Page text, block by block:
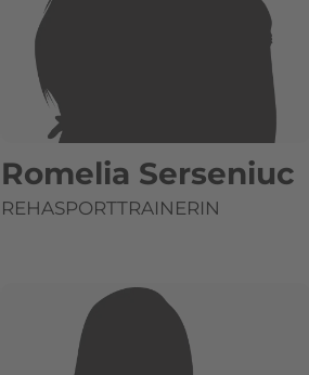
Romelia Serseniuc
REHASPORTTRAINERIN